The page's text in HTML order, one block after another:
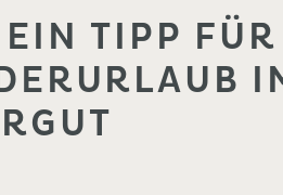
TIPP FÜR